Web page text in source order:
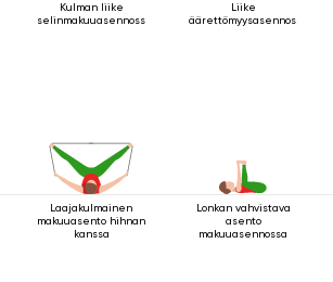
Kulman liike
selinmakuuasennossa
Liike
äärettömyysasennossa
Laajakulmainen
makuuasento hihnan
kanssa
Lonkan vahvistava
asento
makuuasennossa